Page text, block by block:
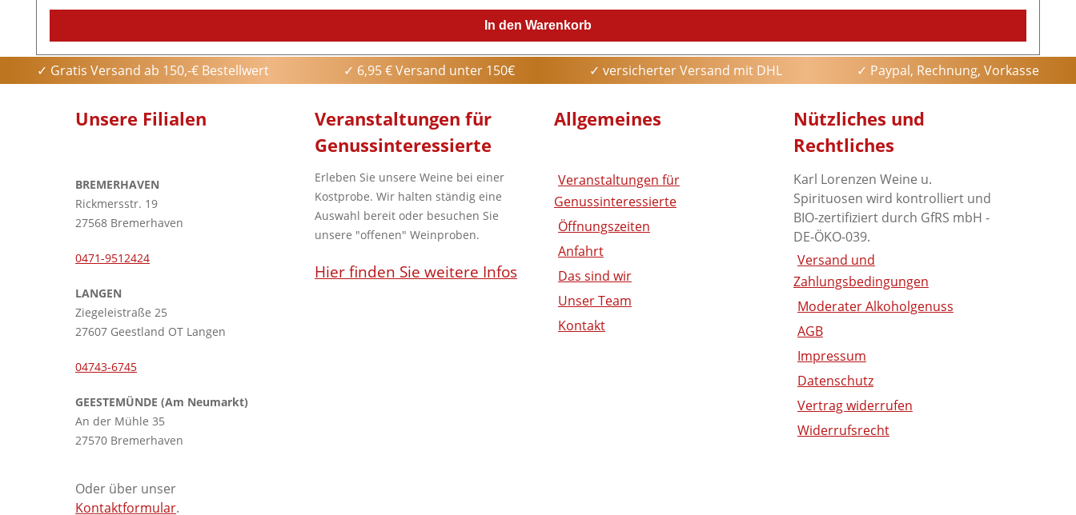
In den Warenkorb
✓ Gratis Versand ab 150,-€ Bestellwert ✓ 6,95 € Versand unter 150€ ✓ versicherter Versand mit DHL ✓ Paypal, Rechnung, Vorkasse
Unsere Filialen
BREMERHAVEN
Rickmersstr. 19
27568 Bremerhaven
0471-9512424
LANGEN
Ziegeleistraße 25
27607 Geestland OT Langen
04743-6745
GEESTEMÜNDE (Am Neumarkt)
An der Mühle 35
27570 Bremerhaven
Oder über unser
Kontaktformular.
Veranstaltungen für
Genussinteressierte
Erleben Sie unsere Weine bei einer
Kostprobe. Wir halten ständig eine
Auswahl bereit oder besuchen Sie
unsere "offenen" Weinproben.
Hier finden Sie weitere Infos
Allgemeines
Veranstaltungen für
Genussinteressierte
Öffnungszeiten
Anfahrt
Das sind wir
Unser Team
Kontakt
Nützliches und
Rechtliches
Karl Lorenzen Weine u.
Spirituosen wird kontrolliert und
BIO-zertifiziert durch GfRS mbH -
DE-ÖKO-039.
Versand und
Zahlungsbedingungen
Moderater Alkoholgenuss
AGB
Impressum
Datenschutz
Vertrag widerrufen
Widerrufsrecht